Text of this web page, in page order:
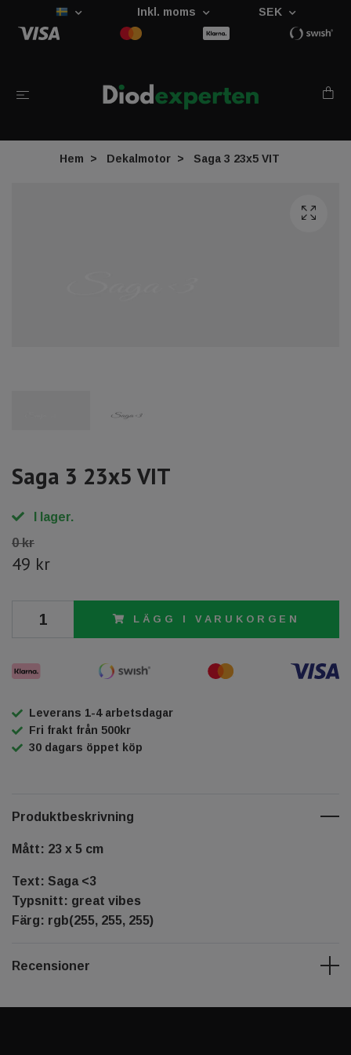
Inkl. moms SEK
Hem Dekalmotor Saga 3 23x5 VIT
Saga 3 23x5 VIT
I lager.
0 kr
49 kr
LÄGG I VARUKORGEN
Leverans 1-4 arbetsdagar
Fri frakt från 500kr
30 dagars öppet köp
Produktbeskrivning
Mått: 23 x 5 cm
Text: Saga <3
Typsnitt: great vibes
Färg: rgb(255, 255, 255)
Recensioner